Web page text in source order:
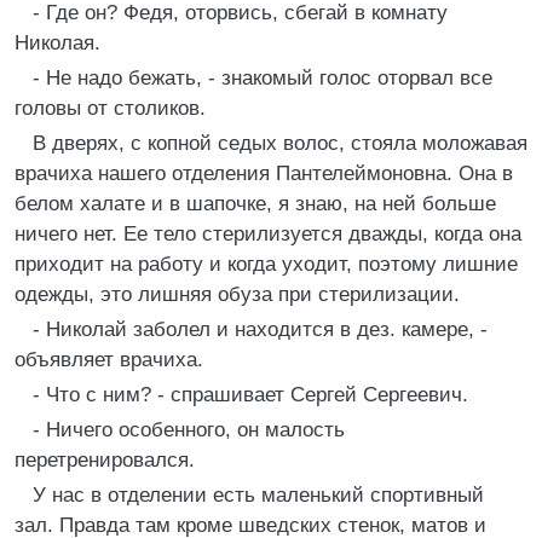
- Где он? Федя, оторвись, сбегай в комнату
Николая.
- Не надо бежать, - знакомый голос оторвал все
головы от столиков.
В дверях, с копной седых волос, стояла моложавая
врачиха нашего отделения Пантелеймоновна. Она в
белом халате и в шапочке, я знаю, на ней больше
ничего нет. Ее тело стерилизуется дважды, когда она
приходит на работу и когда уходит, поэтому лишние
одежды, это лишняя обуза при стерилизации.
- Николай заболел и находится в дез. камере, -
объявляет врачиха.
- Что с ним? - спрашивает Сергей Сергеевич.
- Ничего особенного, он малость
перетренировался.
У нас в отделении есть маленький спортивный
зал. Правда там кроме шведских стенок, матов и